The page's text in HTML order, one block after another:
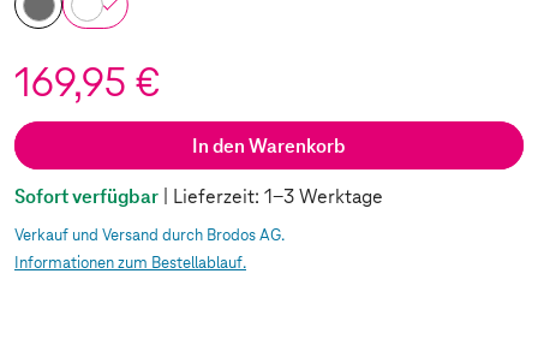
169,95 €
In den Warenkorb
Sofort verfügbar | Lieferzeit: 1-3 Werktage
Verkauf und Versand durch Brodos AG.
Informationen zum Bestellablauf.